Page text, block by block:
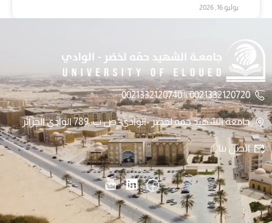
يوليو 16, 2026
0021332120720 || 0021332120740
جامعة الشهيد حمه لخضر -الوادي- ص.ب: 789 الوادي الجزائر
اتصل بنا